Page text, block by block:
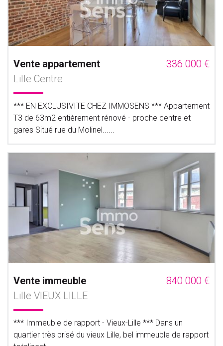
Vente appartement
336 000 €
Lille Centre
*** EN EXCLUSIVITE CHEZ IMMOSENS *** Appartement
T3 de 63m2 entièrement rénové - proche centre et
gares Situé rue du Molinel......
Vente immeuble
840 000 €
Lille VIEUX LILLE
*** Immeuble de rapport - Vieux-Lille *** Dans un
quartier très prisé du vieux Lille, bel immeuble de rapport